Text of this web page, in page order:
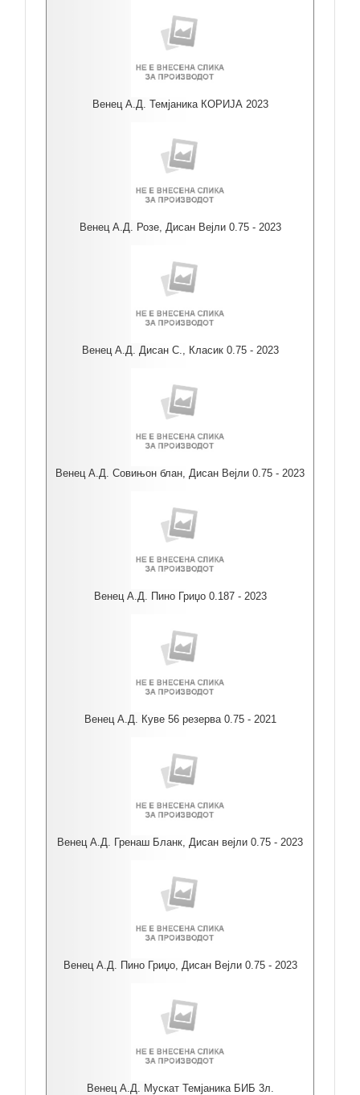
Венец А.Д. Темјаника КОРИЈА 2023
Венец А.Д. Розе, Дисан Вејли 0.75 - 2023
Венец А.Д. Дисан С., Класик 0.75 - 2023
Венец А.Д. Совињон блан, Дисан Вејли 0.75 - 2023
Венец А.Д. Пино Гриџо 0.187 - 2023
Венец А.Д. Куве 56 резерва 0.75 - 2021
Венец А.Д. Гренаш Бланк, Дисан вејли 0.75 - 2023
Венец А.Д. Пино Гриџо, Дисан Вејли 0.75 - 2023
Венец А.Д. Мускат Темјаника БИБ 3л.